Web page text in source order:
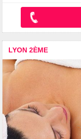
LYON 2ÈME